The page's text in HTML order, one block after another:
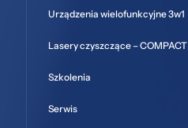
Urządzenia wielofunkcyjne 3w1
Lasery czyszczące – COMPACT
Szkolenia
Serwis